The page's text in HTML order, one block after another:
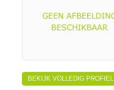
BEKIJK VOLLEDIG PROFIEL